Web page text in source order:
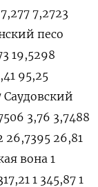
7,2723
песо
19,5298
95,25
Саудовский
3,76 3,7488
26,7395 26,81
вона 1
1 345,87 1